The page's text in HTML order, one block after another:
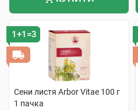
1+1=3
Сени листя Arbor Vitae 100 г
1 пачка